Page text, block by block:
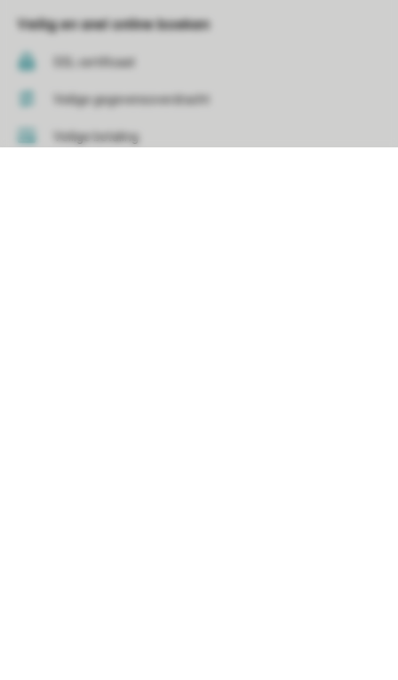
Veilig en snel online boeken
SSL certificaat
Veilige gegevensoverdracht
Veilige betaling